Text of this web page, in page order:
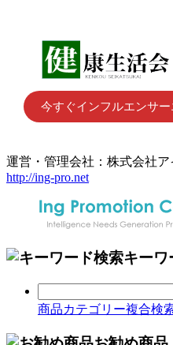
今すぐインフルエンサ
運営・管理会社：株式会社
http://ing-pro.net
キーワ
商品カテゴリー複合検